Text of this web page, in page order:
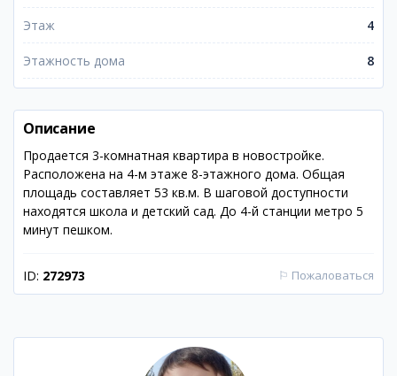
Этаж 4
Этажность дома 8
Описание
Продается 3-комнатная квартира в новостройке.
Расположена на 4-м этаже 8-этажного дома. Общая
площадь составляет 53 кв.м. В шаговой доступности
находятся школа и детский сад. До 4-й станции метро 5
минут пешком.
ID: 272973 ⚐ Пожаловаться